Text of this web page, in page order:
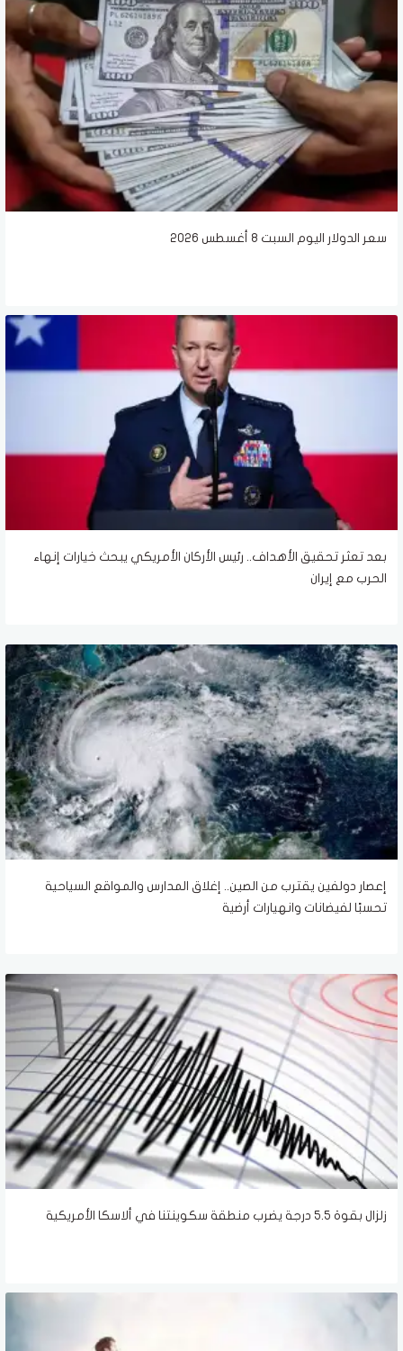
سعر الدولار اليوم السبت 8 أغسطس 2026
بعد تعثر تحقيق الأهداف.. رئيس الأركان الأمريكي يبحث خيارات إنهاء
الحرب مع إيران
إعصار دولفين يقترب من الصين.. إغلاق المدارس والمواقع السياحية
تحسبًا لفيضانات وانهيارات أرضية
زلزال بقوة 5.5 درجة يضرب منطقة سكوينتنا في ألاسكا الأمريكية